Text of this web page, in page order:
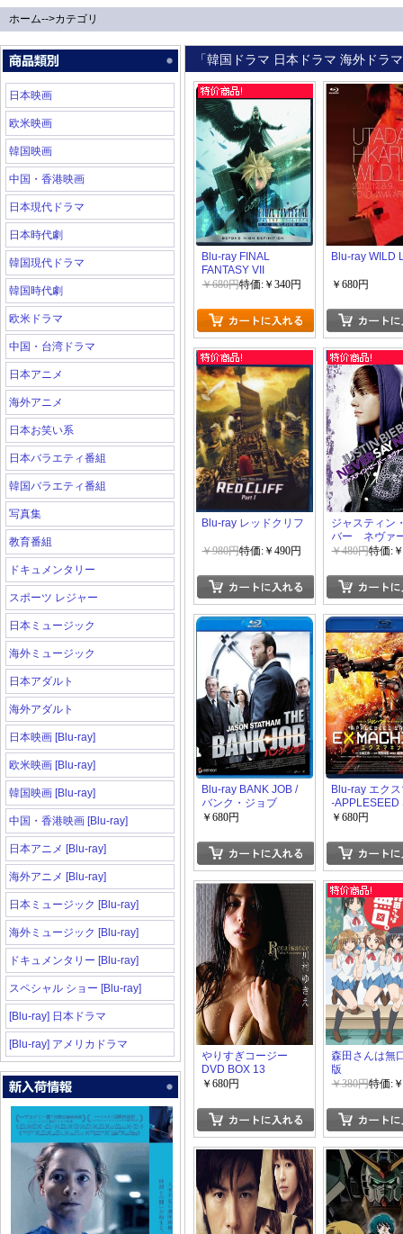
ホーム-->カテゴリ
日本映画
欧米映画
韓国映画
中国・香港映画
日本現代ドラマ
日本時代劇
韓国現代ドラマ
韓国時代劇
欧米ドラマ
中国・台湾ドラマ
日本アニメ
海外アニメ
日本お笑い系
日本バラエティ番組
韓国バラエティ番組
写真集
教育番組
ドキュメンタリー
スポーツ レジャー
日本ミュージック
海外ミュージック
日本アダルト
海外アダルト
日本映画 [Blu-ray]
欧米映画 [Blu-ray]
韓国映画 [Blu-ray]
中国・香港映画 [Blu-ray]
日本アニメ [Blu-ray]
海外アニメ [Blu-ray]
日本ミュージック [Blu-ray]
海外ミュージック [Blu-ray]
ドキュメンタリー [Blu-ray]
スペシャル ショー [Blu-ray]
[Blu-ray] 日本ドラマ
[Blu-ray] アメリカドラマ
「韓国ドラマ 日本ドラマ 海外ドラ
Blu-ray FINAL
FANTASY VII
ADVENT CHILDREN
￥680円特価:￥340円
Blu-ray WILD
￥680円
Blu-ray レッドクリフ
￥980円特価:￥490円
ジャスティン
バー ネヴァ
イ・ネヴァー
￥480円特価:
Blu-ray BANK JOB /
バンク・ジョブ
￥680円
Blu-ray エク
-APPLESEED
￥680円
やりすぎコージー
DVD BOX 13
￥680円
森田さんは無
版
￥380円特価: